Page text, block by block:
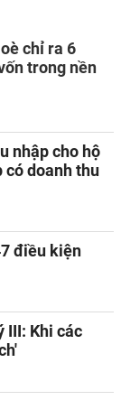
chỉ ra 6
trong nền
nhập cho hộ
có doanh thu
điều kiện
III: Khi các